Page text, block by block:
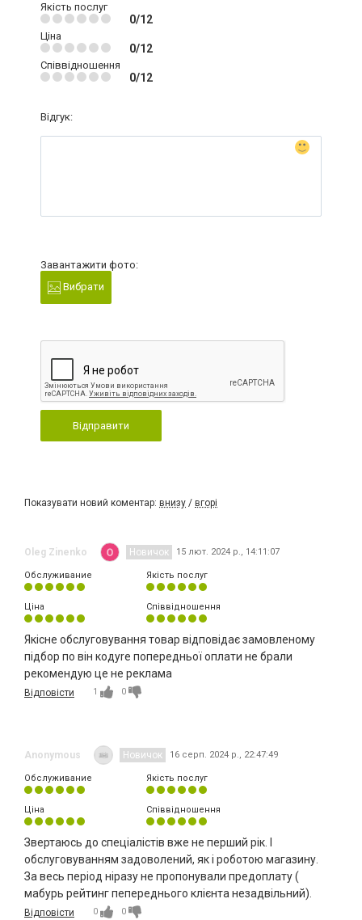
Якість послуг
0/12
Ціна
0/12
Співвідношення
0/12
Відгук:
Завантажити фото:
Вибрати
Відправити
Показувати новий коментар: внизу / вгорі
Oleg Zinenko Новичок 15 лют. 2024 р., 14:11:07
Обслуживание Якість послуг
Ціна Співвідношення
Якісне обслуговування товар відповідає замовленому
підбор по він кодуre попередньої оплати не брали
рекомендую це не реклама
Відповісти 1 0
Anonymous Новичок 16 серп. 2024 р., 22:47:49
Обслуживание Якість послуг
Ціна Співвідношення
Звертаюсь до спеціалістів вже не перший рік. І
обслуговуванням задоволений, як і роботою магазину.
За весь період ніразу не пропонували предоплату (
мабурь рейтинг пепереднього клієнта незадвільний).
Відповісти 0 0